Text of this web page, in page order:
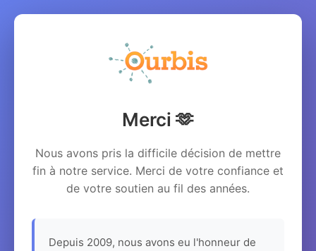
Merci 🫶
Nous avons pris la difficile décision de mettre
fin à notre service. Merci de votre confiance et
de votre soutien au fil des années.
Depuis 2009, nous avons eu l'honneur de